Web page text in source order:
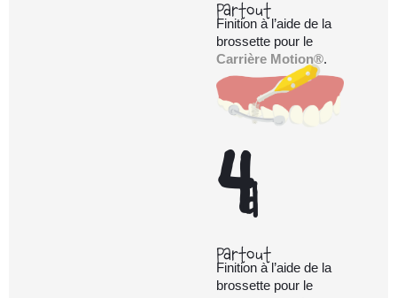
Partout
Finition à l’aide de la
brossette pour le
Carrière Motion®.
4
d
Partout
Finition à l’aide de la
brossette pour le